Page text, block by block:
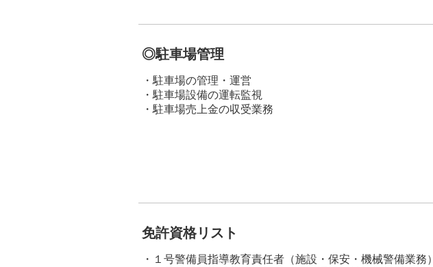
◎駐車場管理
駐車場の管理・運営
駐車場設備の運転監視
駐車場売上金の収受業務
免許資格リスト
１号警備員指導教育責任者（施設・保安・機械警備業務）